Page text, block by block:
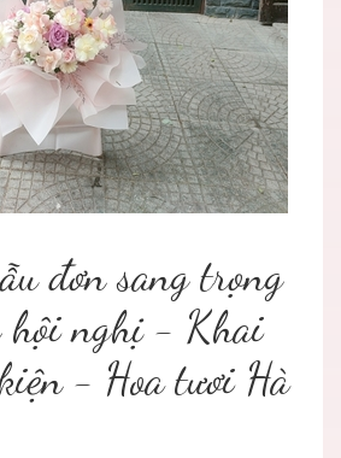
đơn sang trọng
hội nghị - Khai
- Hoa tươi Hà